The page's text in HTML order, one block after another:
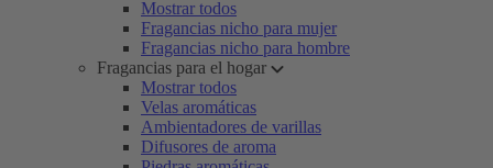
Mostrar todos
Fragancias nicho para mujer
Fragancias nicho para hombre
Fragancias para el hogar
Mostrar todos
Velas aromáticas
Ambientadores de varillas
Difusores de aroma